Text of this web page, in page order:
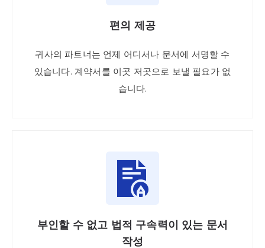
편의 제공
귀사의 파트너는 언제 어디서나 문서에 서명할 수
있습니다. 계약서를 이곳 저곳으로 보낼 필요가 없
습니다.
부인할 수 없고 법적 구속력이 있는 문서
작성